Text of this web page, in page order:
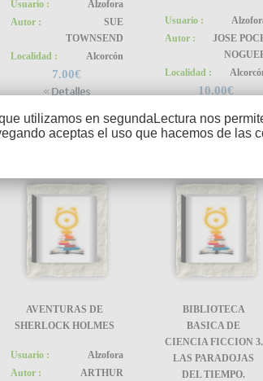
Usuario :
Alzofora
Autor :
SUE
TOWNSEND
Localidad :
Alcorcón
7.00€
Usuario :
Autor :
JOSE
Localidad :
10.00€
AVENTURAS DE
SHERLOCK HOLMES
Usuario :
Alzofora
Autor :
ARTHUR
BIBLIOTECA
BASICA DE
CIENCIA FICCION 3.
LAS PARADOJAS
DEL TIEMPO.
utilizamos en segundaLectura nos
aceptas el uso que hacemos de las